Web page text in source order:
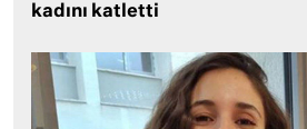
kadını katletti